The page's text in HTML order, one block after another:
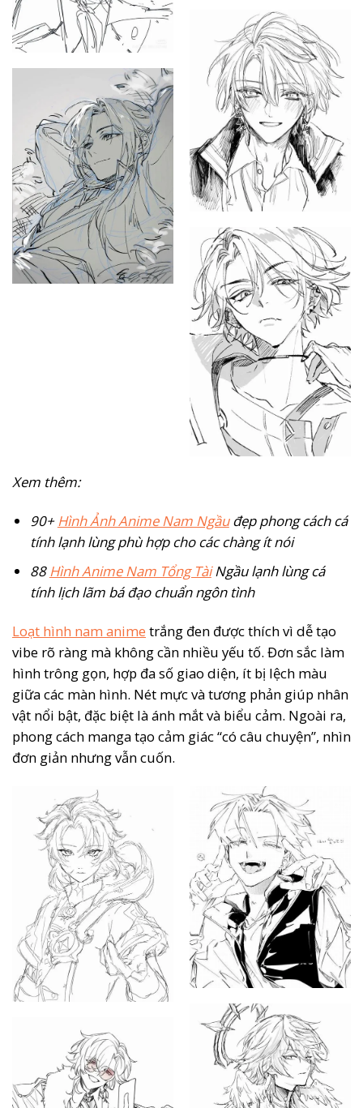
Xem thêm:
90+Hình Ảnh Anime Nam Ngầuđẹp phong cách cá
tính lạnh lùng phù hợp cho các chàng ít nói
88Hình Anime Nam Tổng TàiNgầu lạnh lùng cá
tính lịch lãm bá đạo chuẩn ngôn tình
Loạt hình nam anime trắng đen được thích vì dễ tạo
vibe rõ ràng mà không cần nhiều yếu tố. Đơn sắc làm
hình trông gọn, hợp đa số giao diện, ít bị lệch màu
giữa các màn hình. Nét mực và tương phản giúp nhân
vật nổi bật, đặc biệt là ánh mắt và biểu cảm. Ngoài ra,
phong cách manga tạo cảm giác “có câu chuyện”, nhìn
đơn giản nhưng vẫn cuốn.